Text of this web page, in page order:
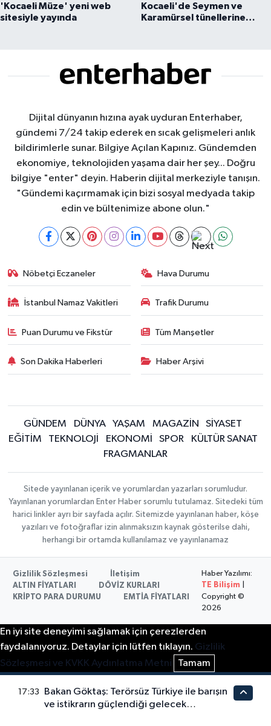
'Kocaeli Müze' yeni web
sitesiyle yayında
Kocaeli'de Seymen ve
Karamürsel tünellerine
Dijital dünyanın hızına ayak uyduran Enterhaber,
gündemi 7/24 takip ederek en sıcak gelişmeleri anlık
bildirimlerle sunar. Bilgiye Açılan Kapınız. Gündemden
ekonomiye, teknolojiden yaşama dair her şey... Doğru
bilgiye "enter" deyin. Haberin dijital merkeziyle tanışın.
"Gündemi kaçırmamak için bizi sosyal medyada takip
edin ve bültenimize abone olun."
Nöbetçi Eczaneler Hava Durumu
İstanbul Namaz Vakitleri Trafik Durumu
Puan Durumu ve Fikstür Tüm Manşetler
Son Dakika Haberleri Haber Arşivi
GÜNDEM DÜNYA YAŞAM MAGAZİN
SİYASET
EĞİTİM
TEKNOLOJİ EKONOMİ SPOR
KÜLTÜR SANAT
FRAGMANLAR
Sitede yayınlanan içerik ve yorumlardan yazarları sorumludur.
Yayınlanan yorumlardan Enter Haber sorumlu tutulamaz. Sitedeki tüm
harici linkler ayrı bir sayfada açılır. Sitemizde yayınlanan haber, köşe
yazıları ve fotoğraflar izin alınmaksızın kaynak gösterilse dahi,
herhangi bir ortamda kullanılamaz ve yayınlanamaz
Gizlilik Sözleşmesi
İletişim
ALTIN FİYATLARI
DÖVİZ KURLARI
KRİPTO PARA DURUMU
EMTİA FİYATLARI
Haber Yazılımı:
TE Bilişim
Copyright ©
2026
En iyi site deneyimi sağlamak için çerezlerden
faydalanıyoruz. Detaylar için lütfen tıklayın. Gizlilik
Sözleşmesi ve KVKK Aydınlatma Metni
Tamam
17:33
Bakan Göktaş: Terörsüz Türkiye ile barışın
ve istikrarın güçlendiği gelecek